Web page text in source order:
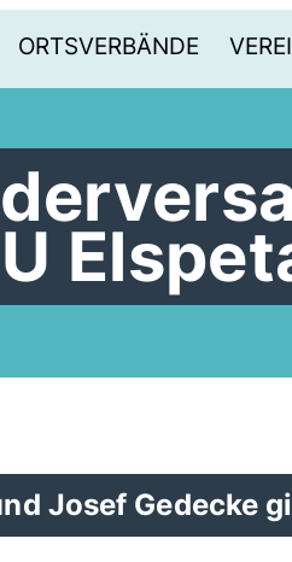
ORTSVERBÄNDE
Josef Gedecke